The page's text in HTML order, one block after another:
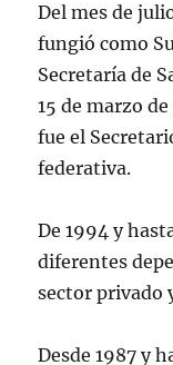
Del mes de
fungió como
Secretaría de
15 de marzo
fue el
federativa.
De 1994 y
diferentes
sector privado
Desde 1987 y